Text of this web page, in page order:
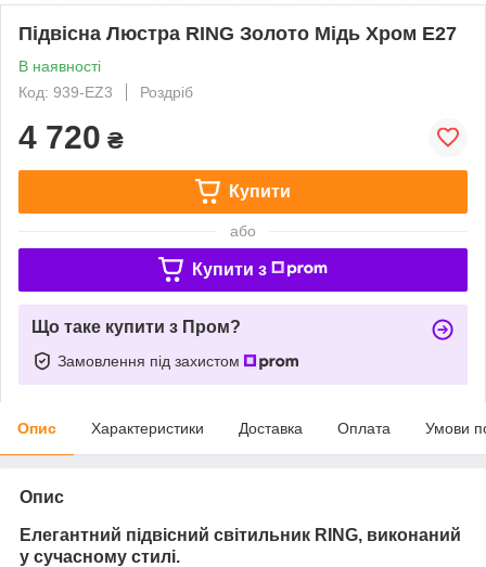
Підвісна Люстра RING Золото Мідь Хром E27
В наявності
Код: 939-EZ3
Роздріб
4 720 ₴
Купити
або
Купити з
Що таке купити з Пром?
Замовлення під захистом
Опис Характеристики Доставка Оплата Умови
Опис
Елегантний підвісний світильник RING, виконаний
у сучасному стилі.